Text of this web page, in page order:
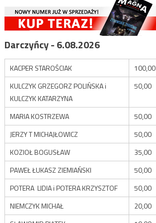
Darczyńcy - 6.08.2026
KACPER STAROŚCIAK
100,00
KULCZYK GRZEGORZ POLIŃSKA i
KULCZYK KATARZYNA
50,00
MARIA KOSTRZEWA
50,00
JERZY T MICHAJŁOWICZ
50,00
KOZIOŁ BOGUSŁAW
35,00
PAWEŁ ŁUKASZ ZIEMIAŃSKI
50,00
POTERA LIDIA i POTERA KRZYSZTOF
50,00
NIEMCZYK MICHAŁ
20,00